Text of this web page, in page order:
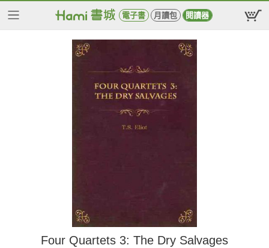
電子書 月讀包 閱讀器
Four Quartets 3: The Dry Salvages